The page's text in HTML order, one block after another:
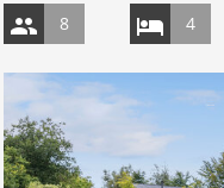
8 4